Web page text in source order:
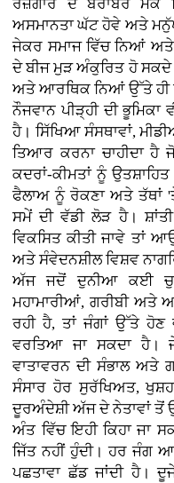
ਰੋਜ਼ਗਾਰ ਦੇ ਬਰਾਬਰ ਮੌਕੇ
ਅਸਮਾਨਤਾ ਘੱਟ ਹੋਵੇ ਅਤੇ
ਜੇਕਰ ਸਮਾਜ ਵਿੱਚ ਨਿਆਂ ਅਤੇ
ਦੇ ਬੀਜ ਮੁੜ ਅੰਕੁਰਿਤ ਹੋ ਸਕਦੇ
ਅਤੇ ਆਰਥਿਕ ਨਿਆਂ ਉੱਤੇ ਹੀ
ਨੌਜਵਾਨ ਪੀੜ੍ਹੀ ਦੀ
ਹੈ। ਸਿੱਖਿਆ ਸੰਸਥਾਵਾਂ,
ਤਿਆਰ ਕਰਨਾ ਚਾਹੀਦਾ ਹੈ
ਕਦਰਾਂ-ਕੀਮਤਾਂ ਨੂੰ
ਫੈਲਾਅ ਨੂੰ ਰੋਕਣਾ ਅਤੇ ਤੱਥਾਂ
ਸਮੇਂ ਦੀ ਵੱਡੀ ਲੋੜ ਹੈ।
ਵਿਕਸਿਤ ਕੀਤੀ ਜਾਵੇ ਤਾਂ
ਅਤੇ ਸੰਵੇਦਨਸ਼ੀਲ ਵਿਸ਼ਵ
ਅੱਜ ਜਦੋਂ ਦੁਨੀਆ ਕਈ
ਮਹਾਮਾਰੀਆਂ, ਗਰੀਬੀ ਅਤੇ
ਰਹੀ ਹੈ, ਤਾਂ ਜੰਗਾਂ ਉੱਤੇ ਹੋਣ
ਵਰਤਿਆ ਜਾ ਸਕਦਾ ਹੈ।
ਵਾਤਾਵਰਨ ਦੀ ਸੰਭਾਲ ਅਤੇ
ਸੰਸਾਰ ਹੋਰ ਸੁਰੱਖਿਅਤ,
ਦੂਰਅੰਦੇਸ਼ੀ ਅੱਜ ਦੇ ਨੇਤਾਵਾਂ ਤੋਂ
ਅੰਤ ਵਿੱਚ ਇਹੀ ਕਿਹਾ ਜਾ
ਜਿੱਤ ਨਹੀਂ ਹੁੰਦੀ। ਹਰ ਜੰਗ
ਪਛਤਾਵਾ ਛੱਡ ਜਾਂਦੀ ਹੈ।